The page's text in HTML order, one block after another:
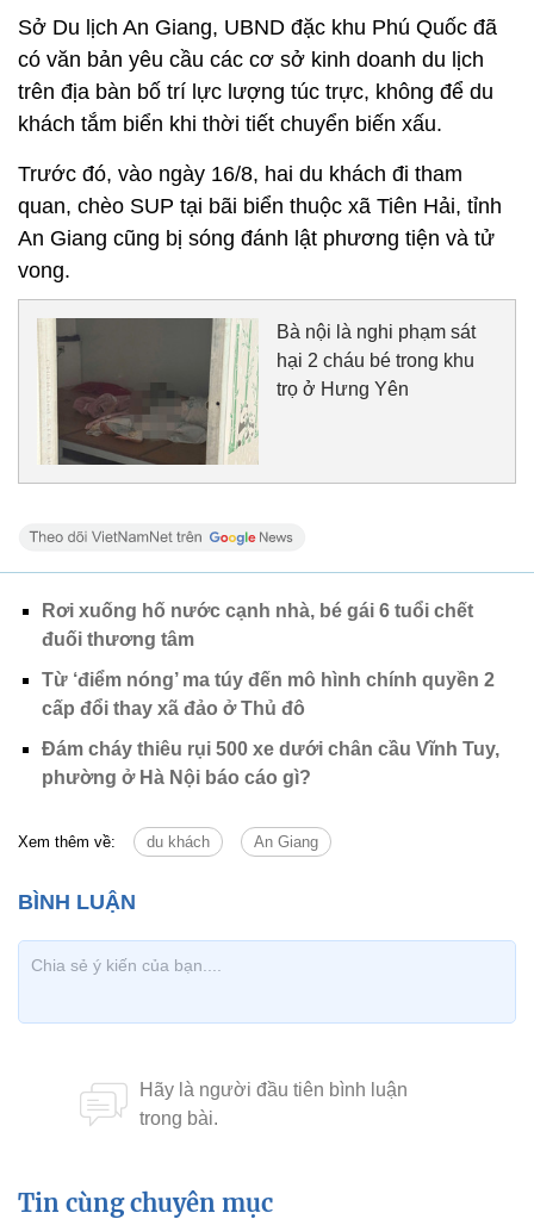
Sở Du lịch An Giang, UBND đặc khu Phú Quốc đã
có văn bản yêu cầu các cơ sở kinh doanh du lịch
trên địa bàn bố trí lực lượng túc trực, không để du
khách tắm biển khi thời tiết chuyển biến xấu.
Trước đó, vào ngày 16/8, hai du khách đi tham
quan, chèo SUP tại bãi biển thuộc xã Tiên Hải, tỉnh
An Giang cũng bị sóng đánh lật phương tiện và tử
vong.
Bà nội là nghi phạm sát
hại 2 cháu bé trong khu
trọ ở Hưng Yên
Rơi xuống hố nước cạnh nhà, bé gái 6 tuổi chết
đuối thương tâm
Từ ‘điểm nóng’ ma túy đến mô hình chính quyền 2
cấp đổi thay xã đảo ở Thủ đô
Đám cháy thiêu rụi 500 xe dưới chân cầu Vĩnh Tuy,
phường ở Hà Nội báo cáo gì?
Xem thêm về: du khách An Giang
Tin cùng chuyên mục